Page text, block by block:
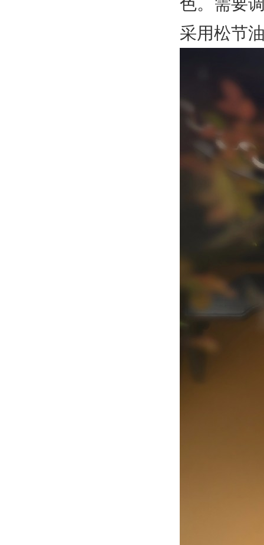
采用松节